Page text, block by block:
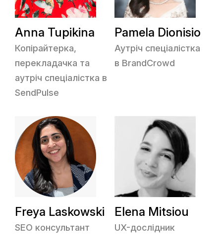
Anna Tupikina
Копірайтерка,
перекладачка та
аутріч спеціалістка в
SendPulse
Pamela Dionisio
Аутріч спеціалістка
в BrandCrowd
Freya Laskowski
SEO консультант
Elena Mitsiou
UX-дослідник